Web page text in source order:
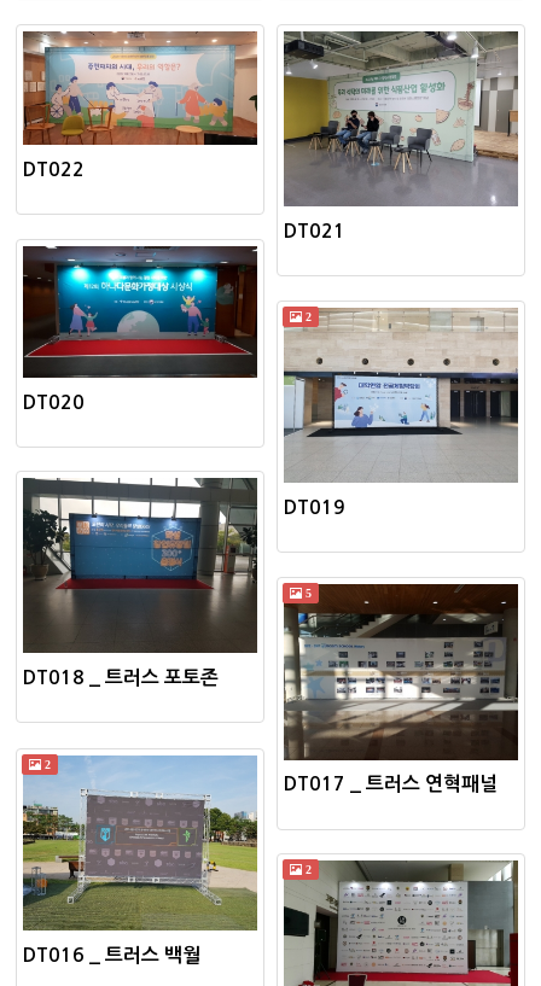
DT022
DT021
DT020
2
DT019
DT018 _ 트러스 포토존
5
DT017 _ 트러스 연혁패널
2
DT016 _ 트러스 백월
2